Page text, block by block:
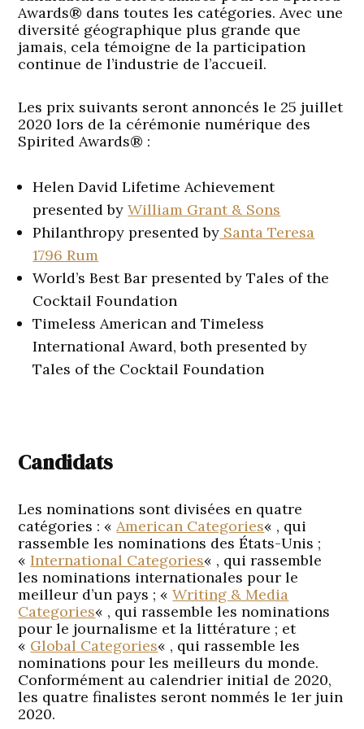
Awards® dans toutes les catégories. Avec une
diversité géographique plus grande que
jamais, cela témoigne de la participation
continue de l’industrie de l’accueil.
Les prix suivants seront annoncés le 25 juillet
2020 lors de la cérémonie numérique des
Spirited Awards® :
Helen David Lifetime Achievement
presented byWilliam Grant & Sons
Philanthropy presented by Santa Teresa
1796 Rum
World’s Best Bar presented by Tales of the
Cocktail Foundation
Timeless American and Timeless
International Award, both presented by
Tales of the Cocktail Foundation
Candidats
Les nominations sont divisées en quatre
catégories : «American Categories« , qui
rassemble les nominations des États-Unis ;
«International Categories« , qui rassemble
les nominations internationales pour le
meilleur d’un pays ; «Writing & Media
Categories« , qui rassemble les nominations
pour le journalisme et la littérature ; et
« Global Categories« , qui rassemble les
nominations pour les meilleurs du monde.
Conformément au calendrier initial de 2020,
les quatre finalistes seront nommés le 1er juin
2020.